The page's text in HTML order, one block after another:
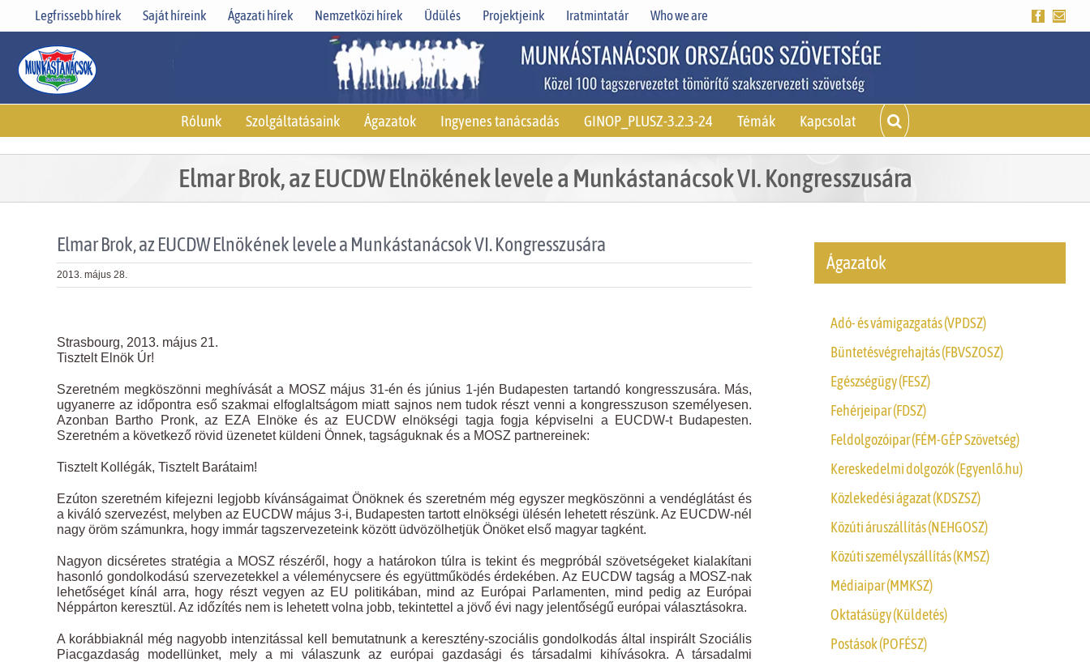
Legfrissebb hírek Saját híreink Ágazati hírek Nemzetközi hírek Üdülés Projektjeink Iratmintatár Who we are Facebook
Rólunk Szolgáltatásaink Ágazatok Ingyenes tanácsadás GINOP_PLUSZ-3.2.3-24 Témák Kapcsolat
Elmar Brok, az EUCDW Elnökének levele a Munkástanácsok VI. Kongresszusára
Elmar Brok, az EUCDW Elnökének levele a Munkástanácsok VI. Kongresszusára
2013. május 28.
Image
Strasbourg, 2013. május 21.
Tisztelt Elnök Úr!
Szeretném megköszönni meghívását a MOSZ május 31-én és június 1-jén Budapesten tartandó kongresszusára. Más,
ugyanerre az időpontra eső szakmai elfoglaltságom miatt sajnos nem tudok részt venni a kongresszuson személyesen.
Azonban Bartho Pronk, az EZA Elnöke és az EUCDW elnökségi tagja fogja képviselni a EUCDW-t Budapesten.
Szeretném a következő rövid üzenetet küldeni Önnek, tagságuknak és a MOSZ partnereinek:
Tisztelt Kollégák, Tisztelt Barátaim!
Ezúton szeretném kifejezni legjobb kívánságaimat Önöknek és szeretném még egyszer megköszönni a vendéglátást és
a kiváló szervezést, melyben az EUCDW május 3-i, Budapesten tartott elnökségi ülésén lehetett részünk. Az EUCDW-nél
nagy öröm számunkra, hogy immár tagszervezeteink között üdvözölhetjük Önöket első magyar tagként.
Nagyon dicséretes stratégia a MOSZ részéről, hogy a határokon túlra is tekint és megpróbál szövetségeket kialakítani
hasonló gondolkodású szervezetekkel a véleménycsere és együttműködés érdekében. Az EUCDW tagság a MOSZ-nak
lehetőséget kínál arra, hogy részt vegyen az EU politikában, mind az Európai Parlamenten, mind pedig az Európai
Néppárton keresztül. Az időzítés nem is lehetett volna jobb, tekintettel a jövő évi nagy jelentőségű európai választásokra.
A korábbiaknál még nagyobb intenzitással kell bemutatnunk a keresztény-szociális gondolkodás által inspirált Szociális
Piacgazdaság modellünket, mely a mi válaszunk az európai gazdasági és társadalmi kihívásokra. A társadalmi
Ágazatok
Adó- és vámigazgatás (VPDSZ)
Büntetésvégrehajtás (FBVSZOSZ)
Egészségügy (FESZ)
Fehérjeipar (FDSZ)
Feldolgozóipar (FÉM-GÉP Szövetség)
Kereskedelmi dolgozók (Egyenlő.hu)
Közlekedési ágazat (KDSZSZ)
Közúti áruszállítás (NEHGOSZ)
Közúti személyszállítás (KMSZ)
Médiaipar (MMKSZ)
Oktatásügy (Küldetés)
Postások (POFÉSZ)